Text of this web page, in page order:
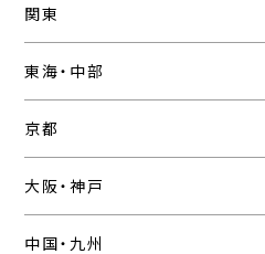
関東
東海・中部
京都
大阪・神戸
中国・九州